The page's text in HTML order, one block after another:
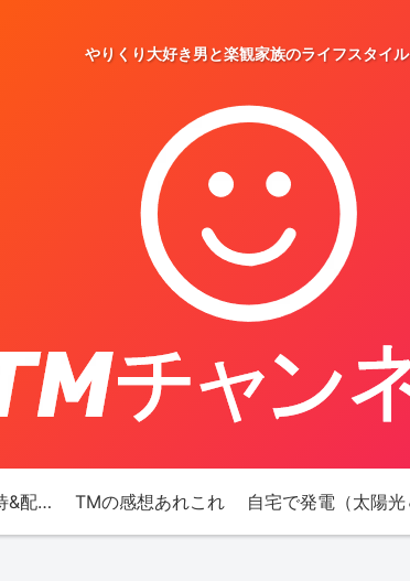
やりくり大好き男と楽観家族のライフスタイル
TMの株（株主優待&配当） TMの感想あれこれ